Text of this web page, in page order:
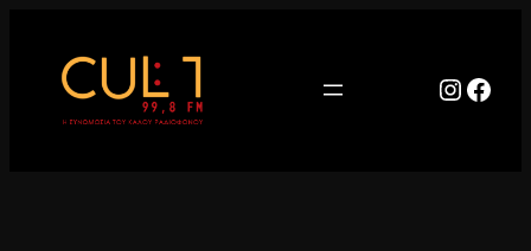
περιεχόμενο